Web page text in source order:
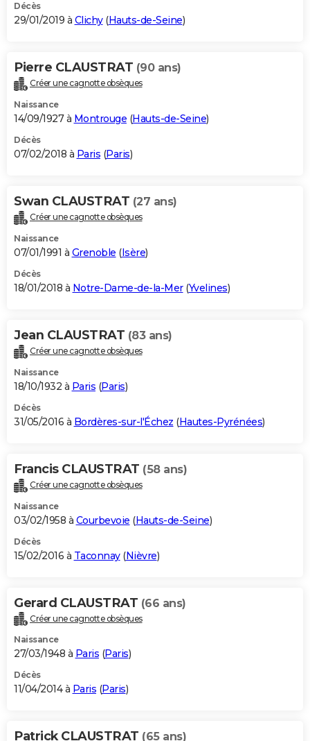
Décès
29/01/2019 à Clichy(Hauts-de-Seine)
Pierre CLAUSTRAT (90 ans)
Créer une cagnotte obsèques
Naissance
14/09/1927 à Montrouge (Hauts-de-Seine)
Décès
07/02/2018 à Paris (Paris)
Swan CLAUSTRAT (27 ans)
Créer une cagnotte obsèques
Naissance
07/01/1991 à Grenoble (Isère)
Décès
18/01/2018 à Notre-Dame-de-la-Mer(Yvelines)
Jean CLAUSTRAT (83 ans)
Créer une cagnotte obsèques
Naissance
18/10/1932 à Paris (Paris)
Décès
31/05/2016 à Bordères-sur-l'Échez (Hautes-Pyrénées)
Francis CLAUSTRAT (58 ans)
Créer une cagnotte obsèques
Naissance
03/02/1958 à Courbevoie (Hauts-de-Seine)
Décès
15/02/2016 à Taconnay(Nièvre)
Gerard CLAUSTRAT (66 ans)
Créer une cagnotte obsèques
Naissance
27/03/1948 à Paris (Paris)
Décès
11/04/2014 à Paris (Paris)
Patrick CLAUSTRAT (65 ans)